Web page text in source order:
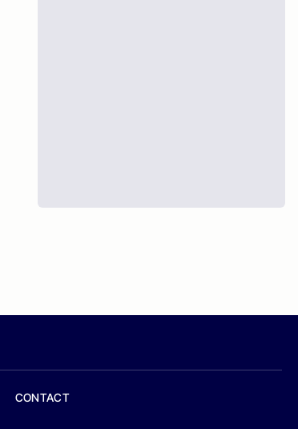
CONTACT